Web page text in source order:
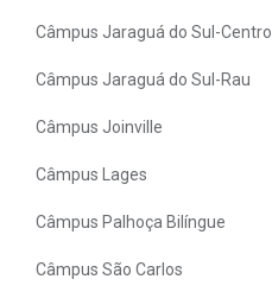
Câmpus Jaraguá do Sul-Centro
Câmpus Jaraguá do Sul-Rau
Câmpus Joinville
Câmpus Lages
Câmpus Palhoça Bilíngue
Câmpus São Carlos